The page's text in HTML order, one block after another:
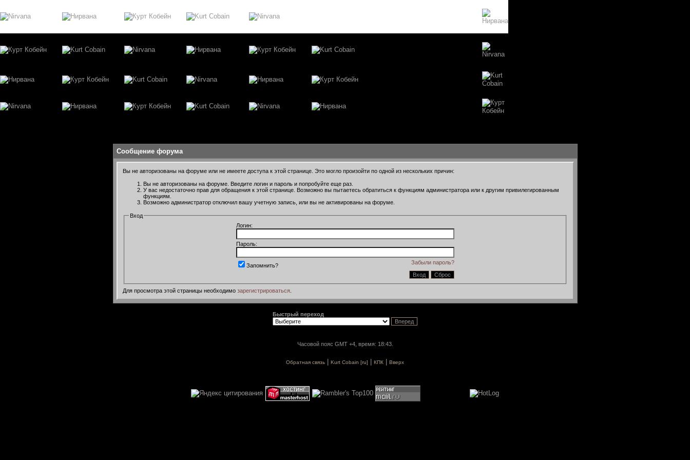
Сообщение форума
Вы не авторизованы на форуме или не имеете доступа к этой странице. Это могло произойти по одной из нескольких причин:
Вы не авторизованы на форуме. Введите логин и пароль и попробуйте еще раз.
У вас недостаточно прав для обращения к этой странице. Возможно вы пытаетесь обратиться к функциям администратора или к другим привилегированным
функциям.
Возможно администратор отключил вашу учетную запись, или вы не активированы на форуме.
Вход
Логин:
Пароль:
Забыли пароль?
Запомнить?
Для просмотра этой страницы необходимо зарегистрироваться.
Быстрый переход
Часовой пояс GMT +4, время: 18:43.
Обратная связь Kurt Cobain [ru] КПК Вверх